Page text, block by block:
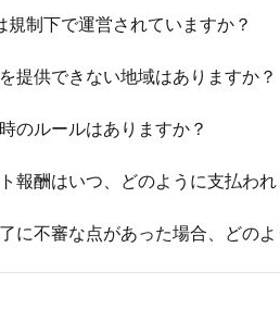
制下で運営されていますか？
提供できない地域はありますか？
のルールはありますか？
報酬はいつ、どのように支払われ
に不審な点があった場合、どの